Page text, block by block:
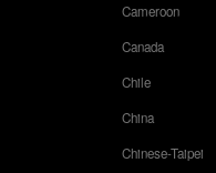
Cameroon
Canada
Chile
China
Chinese-Taipei